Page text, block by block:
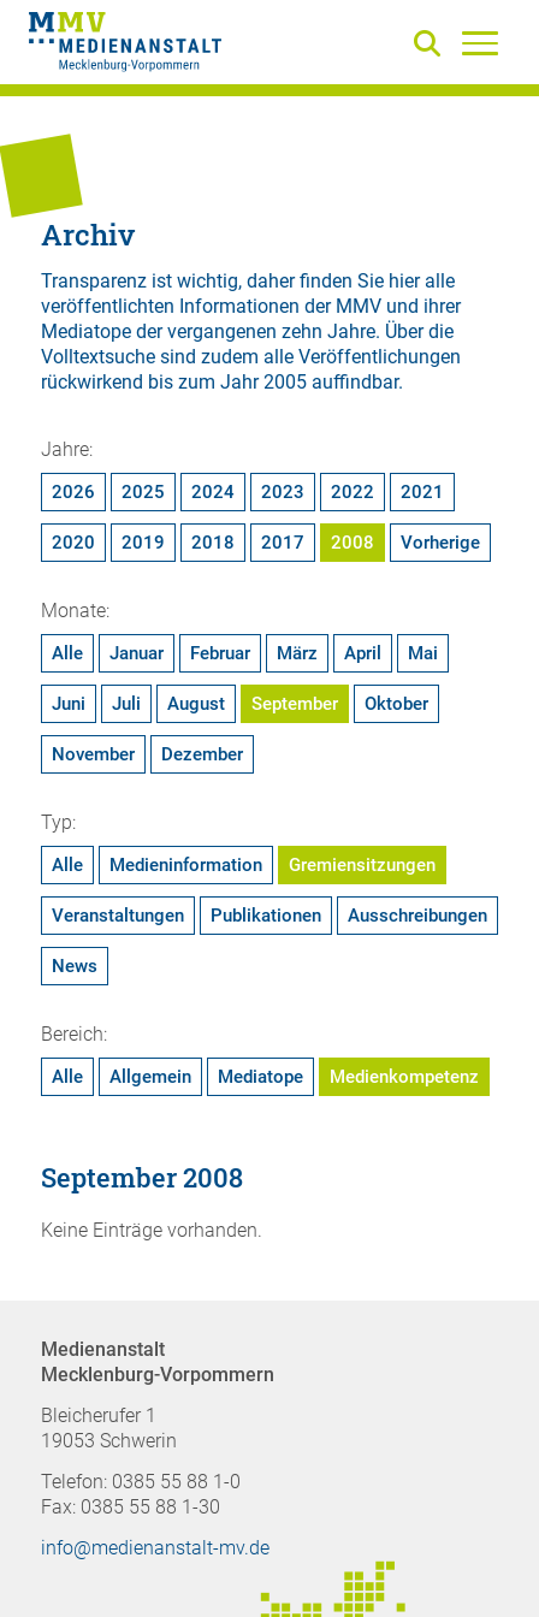
Archiv
Transparenz ist wichtig, daher finden Sie hier alle
veröffentlichten Informationen der MMV und ihrer
Mediatope der vergangenen zehn Jahre. Über die
Volltextsuchesind zudem alle Veröffentlichungen
rückwirkend bis zum Jahr 2005 auffindbar.
Jahre:
2026 2025 2024 2023 2022 2021
2020 2019 2018 2017 2008 Vorherige
Monate:
Alle Januar Februar März April Mai
Juni Juli August September Oktober
November Dezember
Typ:
Alle Medieninformation Gremiensitzungen
Veranstaltungen Publikationen Ausschreibungen
News
Bereich:
Alle Allgemein Mediatope Medienkompetenz
September 2008
Keine Einträge vorhanden.
Medienanstalt
Mecklenburg-Vorpommern
Bleicherufer 1
19053 Schwerin
Telefon: 0385 55 88 1-0
Fax: 0385 55 88 1-30
info@medienanstalt-mv.de